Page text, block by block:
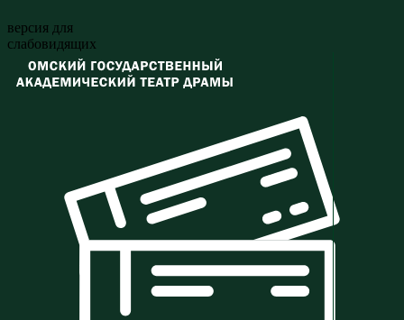
версия для
слабовидящих